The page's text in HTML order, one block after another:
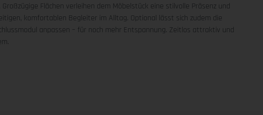
Flächen verleihen dem Möbelstück eine stilvolle Präsenz und
komfortablen Begleiter im Alltag. Optional lässt sich zudem die
anpassen – für noch mehr Entspannung. Zeitlos attraktiv und